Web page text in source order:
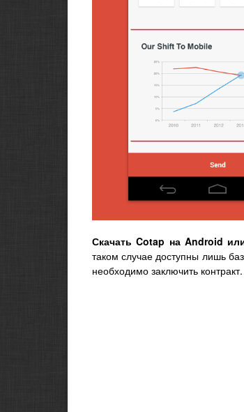
Скачать Cotap на Android
таком случае доступны лишь
необходимо заключить контракт.